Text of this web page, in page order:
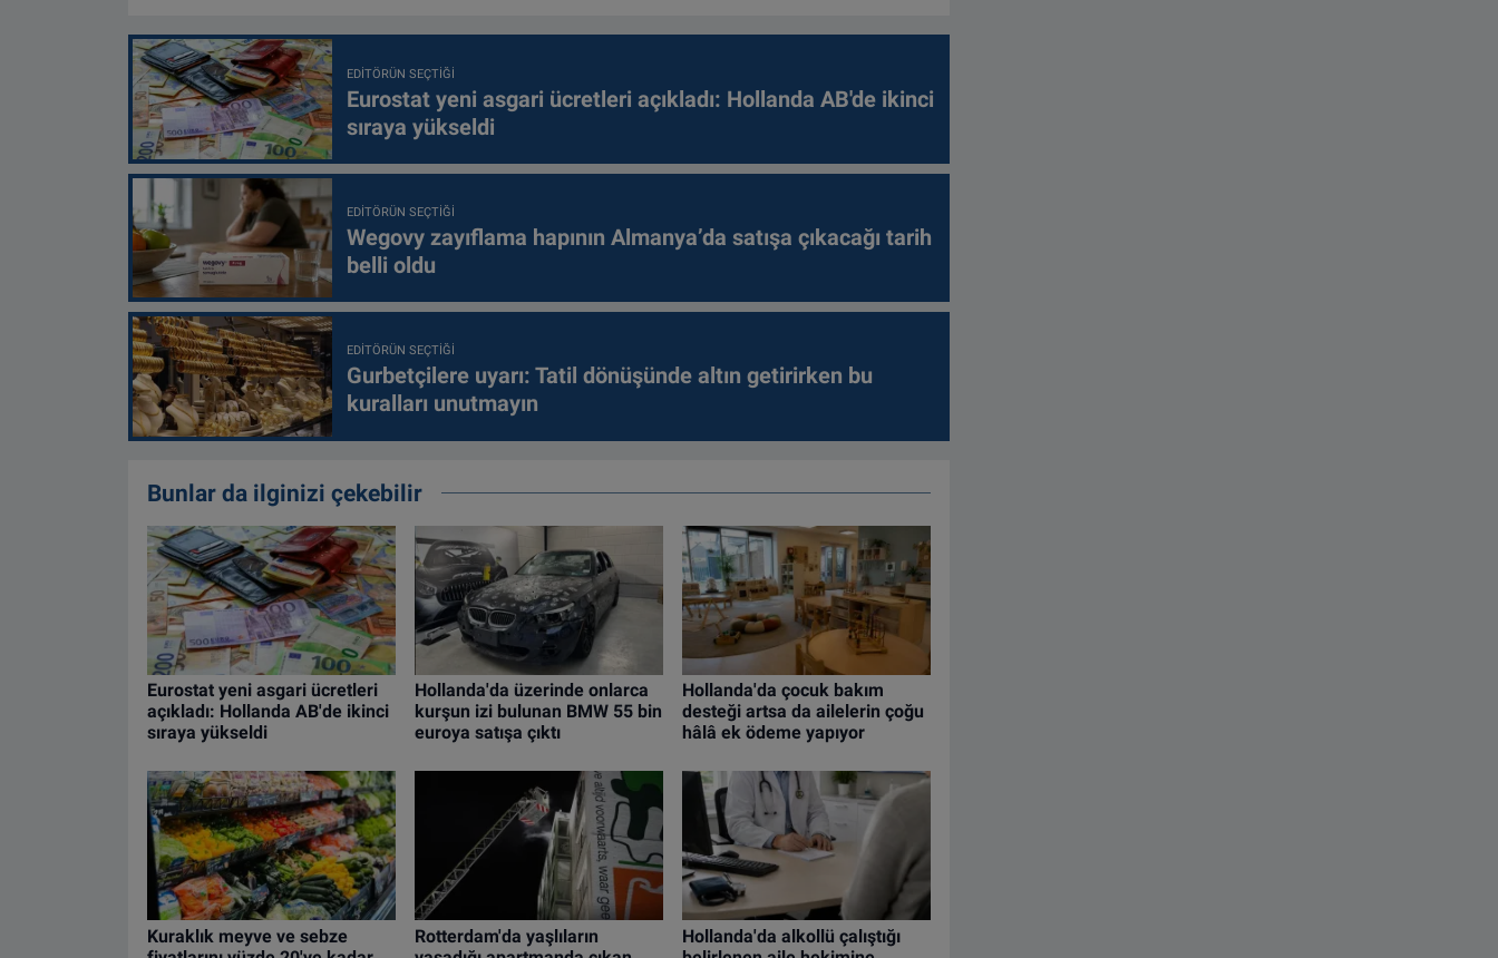
EDITÖRÜN SEÇTIĞI
Eurostat yeni asgari ücretleri açıkladı: Hollanda AB'de ikinci
sıraya yükseldi
EDITÖRÜN SEÇTIĞI
Wegovy zayıflama hapının Almanya’da satışa çıkacağı tarih
belli oldu
EDITÖRÜN SEÇTIĞI
Gurbetçilere uyarı: Tatil dönüşünde altın getirirken bu
kuralları unutmayın
Bunlar da ilginizi çekebilir
Eurostat yeni asgari ücretleri
açıkladı: Hollanda AB'de ikinci
sıraya yükseldi
Hollanda'da üzerinde onlarca
kurşun izi bulunan BMW 55 bin
euroya satışa çıktı
Hollanda'da çocuk bakım
desteği artsa da ailelerin çoğu
hâlâ ek ödeme yapıyor
Kuraklık meyve ve sebze
Rotterdam'da yaşlıların
Hollanda'da alkollü çalıştığı